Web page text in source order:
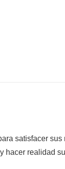
satisfacer
hacer realidad